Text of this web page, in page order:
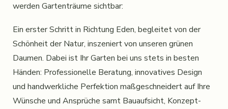
werden Gartenträume sichtbar:
Ein erster Schritt in Richtung Eden, begleitet von der
Schönheit der Natur, inszeniert von unseren grünen
Daumen. Dabei ist Ihr Garten bei uns stets in besten
Händen: Professionelle Beratung, innovatives Design
und handwerkliche Perfektion maßgeschneidert auf Ihre
Wünsche und Ansprüche samt Bauaufsicht, Konzept-